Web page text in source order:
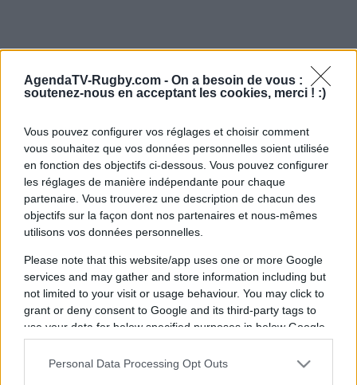
AgendaTV-Rugby.com - On a besoin de vous :
soutenez-nous en acceptant les cookies, merci ! :)
Vous pouvez configurer vos réglages et choisir comment
vous souhaitez que vos données personnelles soient utilisée
en fonction des objectifs ci-dessous. Vous pouvez configurer
les réglages de manière indépendante pour chaque
partenaire. Vous trouverez une description de chacun des
objectifs sur la façon dont nos partenaires et nous-mêmes
utilisons vos données personnelles.
Please note that this website/app uses one or more Google
services and may gather and store information including but
not limited to your visit or usage behaviour. You may click to
grant or deny consent to Google and its third-party tags to
use your data for below specified purposes in below Google
consent section.
Personal Data Processing Opt Outs
Programme TV Rugby>Amical> Bayonne -
Toulouse